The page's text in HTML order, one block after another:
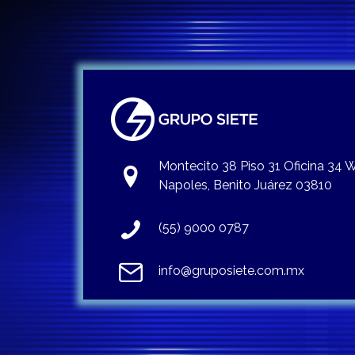
Montecito 38 Piso 31 Oficina 34
Napoles, Benito Juárez 03810
(55) 9000 0787
info@gruposiete.com.mx